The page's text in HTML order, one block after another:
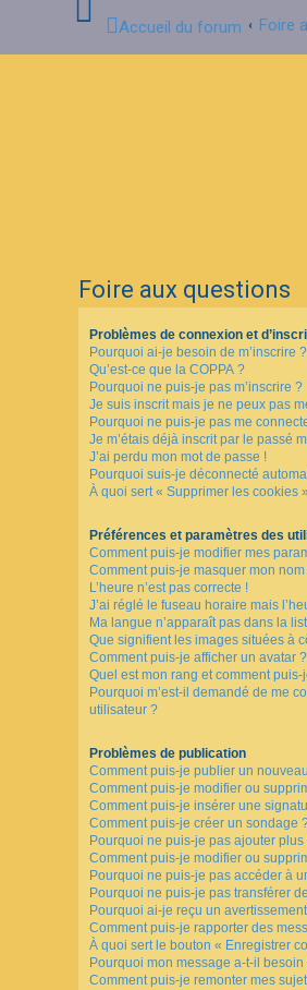
Accueil du forum Foire
Foire aux questions
Problèmes de connexion et
Pourquoi ai-je besoin de m’inscrire ?
Qu’est-ce que la COPPA ?
Pourquoi ne puis-je pas m’inscrire ?
Je suis inscrit mais je ne peux pas
Pourquoi ne puis-je pas me
Je m’étais déjà inscrit par le passé
J’ai perdu mon mot de passe !
Pourquoi suis-je déconnecté
À quoi sert « Supprimer les cookies
Préférences et paramètres des
Comment puis-je modifier mes
Comment puis-je masquer mon
L’heure n’est pas correcte !
J’ai réglé le fuseau horaire mais
Ma langue n’apparaît pas dans la
Que signifient les images situées à
Comment puis-je afficher un avatar ?
Quel est mon rang et comment
Pourquoi m’est-il demandé de me
utilisateur ?
Problèmes de publication
Comment puis-je publier un
Comment puis-je modifier ou
Comment puis-je insérer une
Comment puis-je créer un sondage
Pourquoi ne puis-je pas ajouter
Comment puis-je modifier ou
Pourquoi ne puis-je pas accéder à
Pourquoi ne puis-je pas transférer
Pourquoi ai-je reçu un
Comment puis-je rapporter des
À quoi sert le bouton « Enregistrer
Pourquoi mon message a-t-il besoin
Comment puis-je remonter mes